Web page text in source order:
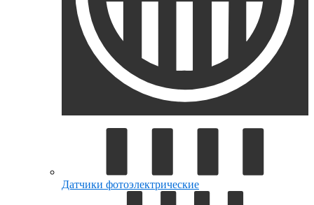
Датчики фотоэлектрические